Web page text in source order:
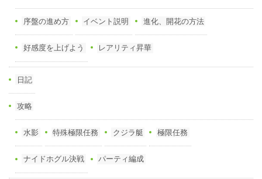
序盤の進め方 イベント説明 進化、開花の方法
好感度を上げよう レアリティ昇華
日記
攻略
水影 特殊極限任務 クジラ艇 極限任務
ナイドホグル決戦 パーティ編成